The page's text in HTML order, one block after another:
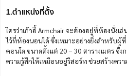
1.ตำแหน่งที่ตั้ง
ใครว่าเก้าอี้ Armchair จะต้องอยู่ที่ห้องนั่งเล่
ไว้ที่ห้องนอนได้ ซึ่งเหมาะอย่างยิ่งสำหรับผู้
คอนโด ขนาดตั้งแต่ 20 – 30 ตารางเมตร ซึ่
ความรู้สึกให้เหมือนอยู่รีสอร์ท ช่วยสร้างคว